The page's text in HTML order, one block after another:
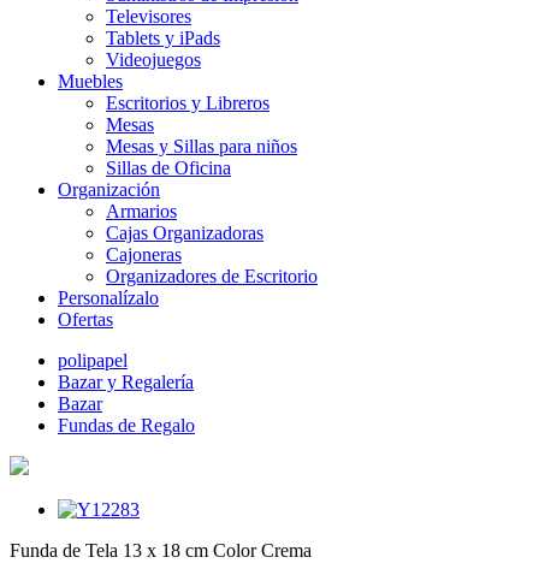
Televisores
Tablets y iPads
Videojuegos
Muebles
Escritorios y Libreros
Mesas
Mesas y Sillas para niños
Sillas de Oficina
Organización
Armarios
Cajas Organizadoras
Cajoneras
Organizadores de Escritorio
Personalízalo
Ofertas
polipapel
Bazar y Regalería
Bazar
Fundas de Regalo
Funda de Tela 13 x 18 cm Color Crema